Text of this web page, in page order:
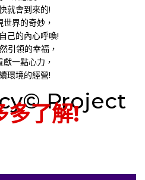
就會到來的!
世界的奇妙，
己的內心呼喚!
引領的幸福，
獻一點心力，
環境的經營!
Project
多了解!